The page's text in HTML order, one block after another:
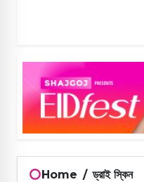
Home / ড্রাই স্কিন